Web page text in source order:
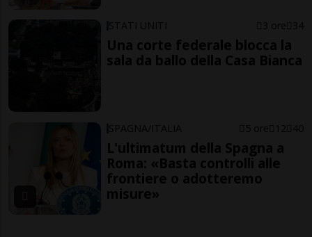
STATI UNITI 3 ore 34
Una corte federale blocca la
sala da ballo della Casa Bianca
SPAGNA/ITALIA 5 ore 12 40
L'ultimatum della Spagna a
Roma: «Basta controlli alle
frontiere o adotteremo
misure»